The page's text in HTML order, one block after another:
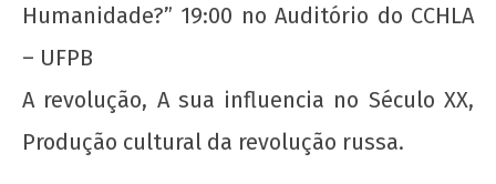
outubro
de 2012
admin
Humanidade?” 19:00 no Auditório do CCHLA
– UFPB
A revolução, A sua influencia no Século XX,
Produção cultural da revolução russa.